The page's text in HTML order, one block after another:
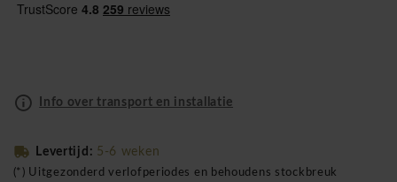
Info over transport en installatie
Levertijd: 5-6 weken
(*) Uitgezonderd verlofperiodes en behoudens stockbreuk